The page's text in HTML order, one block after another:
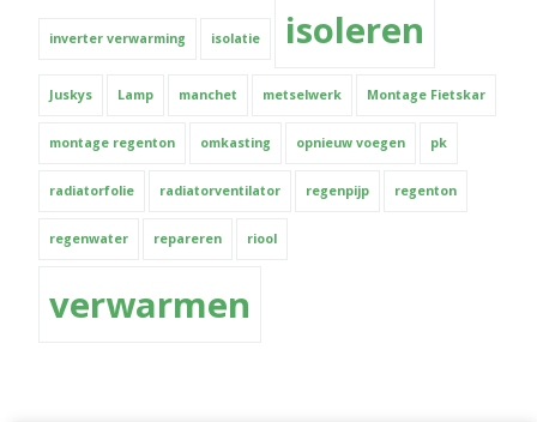
inverter verwarming isolatie isoleren
Juskys Lamp manchet metselwerk Montage Fietskar
montage regenton omkasting opnieuw voegen pk
radiatorfolie radiatorventilator regenpijp regenton
regenwater repareren riool
verwarmen